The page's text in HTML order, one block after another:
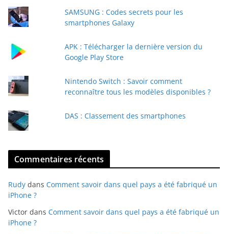
e
-
a
SAMSUNG : Codes secrets pour les
smartphones Galaxy
APK : Télécharger la dernière version du
Google Play Store
Nintendo Switch : Savoir comment
reconnaître tous les modèles disponibles ?
DAS : Classement des smartphones
Commentaires récents
Rudy dans Comment savoir dans quel pays a été fabriqué un
iPhone ?
Victor dans Comment savoir dans quel pays a été fabriqué un
iPhone ?